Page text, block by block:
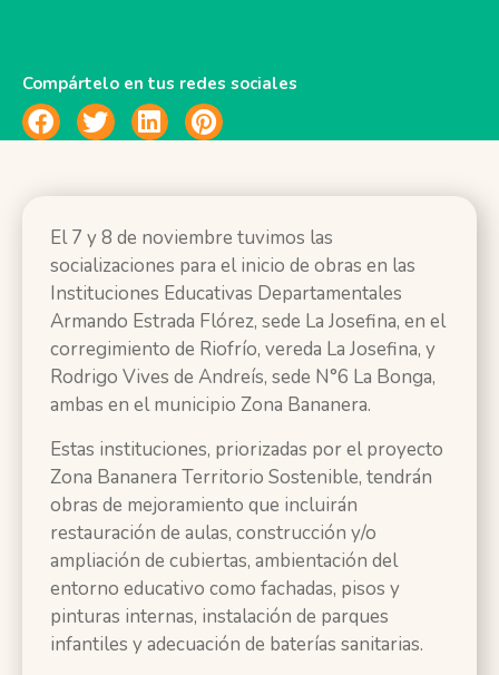
Compártelo en tus redes sociales
El 7 y 8 de noviembre tuvimos las
socializaciones para el inicio de obras en las
Instituciones Educativas Departamentales
Armando Estrada Flórez, ​sede La Josefina​, en el
corregimiento de Riofrío, vereda La Josefina, y
Rodrigo Vives de Andreís, sede N°6 La Bonga​,
ambas en el municipio Zona Bananera.
Estas instituciones, priorizadas por el proyecto
Zona Bananera Territorio Sostenible, tendrán
obras de mejoramiento que incluirán
restauración de aulas, construcción y/o
ampliación de cubiertas, ambientación del
entorno educativo como fachadas, pisos y
pinturas internas, instalación de parques
infantiles y adecuación de baterías sanitarias.